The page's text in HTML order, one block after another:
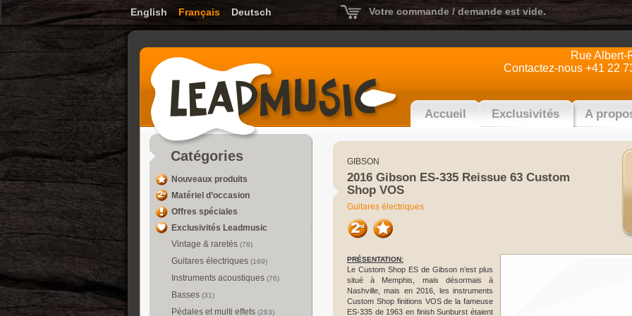
English Français Deutsch Votre commande / demande est vide.
Rue Albert-
Contactez-nous +41 22
Accueil Exclusivités A
Catégories
Nouveaux produits
Matériel d’occasion
Offres spéciales
Exclusivités Leadmusic
Vintage & raretés (78)
Guitares électriques (169)
Instruments acoustiques (76)
Basses (31)
Pédales et multi effets (283)
GIBSON
2016 Gibson ES-335 Reissue 63 Custom
Shop VOS
Guitares électriques
PRÉSENTATION:
Le Custom Shop ES de Gibson n’est plus
situé à Memphis, mais désormais à
Nashville, mais en 2016, les instruments
Custom Shop finitions VOS de la fameuse
ES-335 de 1963 en finish Sunburst étaient